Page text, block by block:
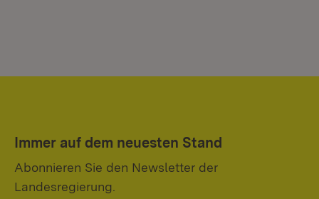
Immer auf dem neuesten Stand
Abonnieren Sie den Newsletter der
Landesregierung.